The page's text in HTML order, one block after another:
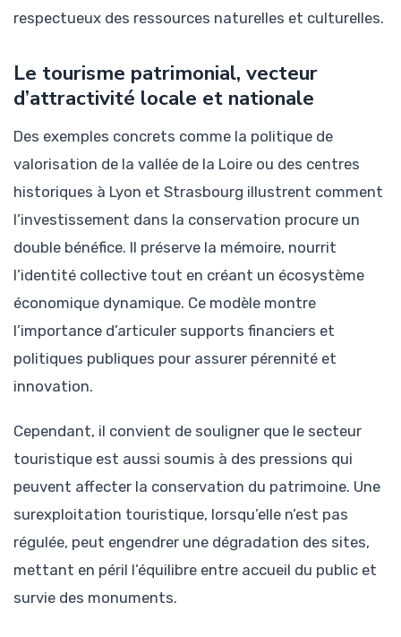
respectueux des ressources naturelles et culturelles.
Le tourisme patrimonial, vecteur
d’attractivité locale et nationale
Des exemples concrets comme la politique de
valorisation de la vallée de la Loire ou des centres
historiques à Lyon et Strasbourg illustrent comment
l’investissement dans la conservation procure un
double bénéfice. Il préserve la mémoire, nourrit
l’identité collective tout en créant un écosystème
économique dynamique. Ce modèle montre
l’importance d’articuler supports financiers et
politiques publiques pour assurer pérennité et
innovation.
Cependant, il convient de souligner que le secteur
touristique est aussi soumis à des pressions qui
peuvent affecter la conservation du patrimoine. Une
surexploitation touristique, lorsqu’elle n’est pas
régulée, peut engendrer une dégradation des sites,
mettant en péril l’équilibre entre accueil du public et
survie des monuments.